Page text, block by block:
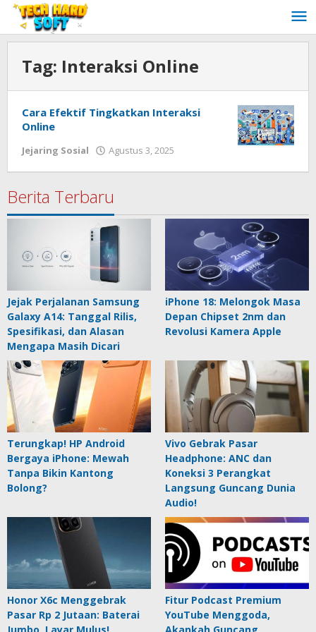
Lewati
konten
Tag: Interaksi Online
Cara Efektif Tingkatkan Interaksi
Online
Jejaring Sosial Agustus 3, 2025
Techhardsoft
Berita Terbaru
Jejak Perjalanan Samsung
Galaxy A14: Tanggal Rilis,
Spesifikasi, dan Alasan
Mengapa Masih Dicari
iPhone 18: Melongok Masa
Depan Chipset 2nm dan
Revolusi Kamera Apple
Terungkap! HP Android
Bergaya iPhone: Mewah
Tanpa Bikin Kantong
Bolong?
Vivo Gebrak Pasar
Headphone: ANC dan
Koneksi 3 Perangkat
Langsung Guncang Dunia
Audio!
Honor X6c Menggebrak
Pasar Rp 2 Jutaan: Baterai
Fitur Podcast Premium
YouTube Menggoda,